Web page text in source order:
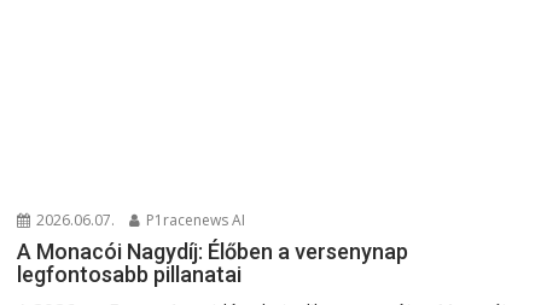
2026.06.07. P1racenews AI
A Monacói Nagydíj: Élőben a versenynap
legfontosabb pillanatai